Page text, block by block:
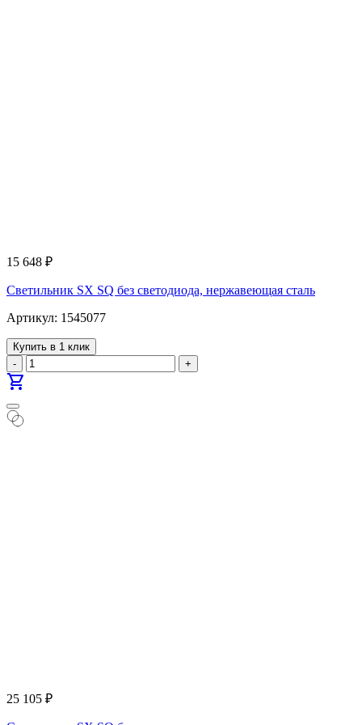
15 648 ₽
Светильник SX SQ без светодиода, нержавеющая сталь
Артикул: 1545077
Купить в 1 клик
-
+
shopping_cart
25 105 ₽